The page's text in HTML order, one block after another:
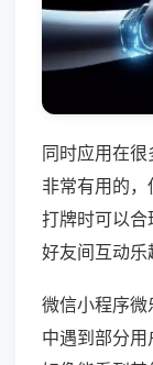
同时应用在
非常有用的
打牌时可以
好友间互动乐
微信小程序
中遇到部分